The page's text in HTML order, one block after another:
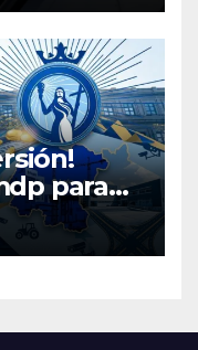
para
se usará